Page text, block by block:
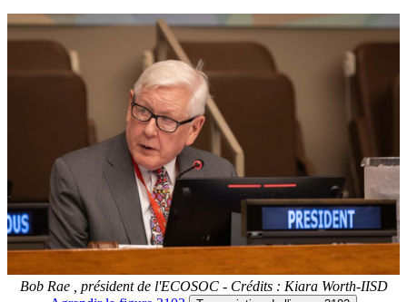
Bob Rae , président de l'ECOSOC - Crédits : Kiara Worth-IISD